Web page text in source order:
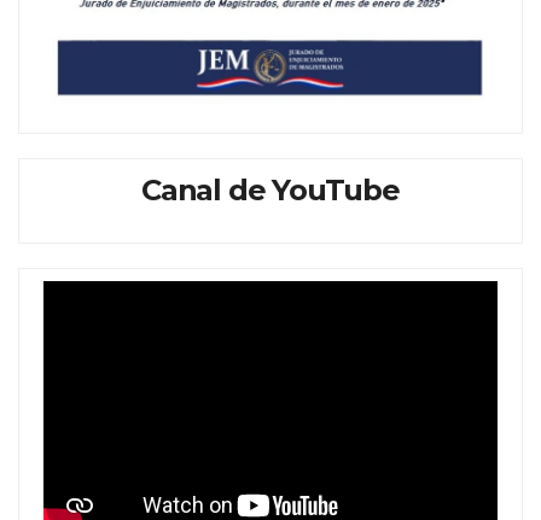
Canal de YouTube